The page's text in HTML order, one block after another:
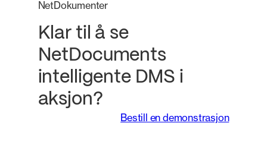
NetDokumenter
Klar til å se
NetDocuments
intelligente DMS i
aksjon?
Bestill en demonstrasjon